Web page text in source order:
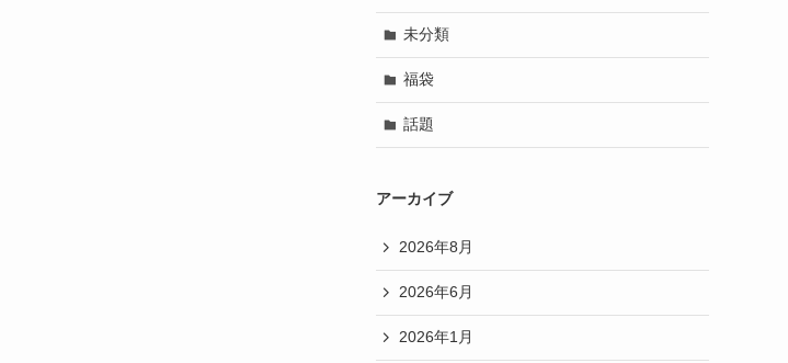
未分類
福袋
話題
アーカイブ
2026年8月
2026年6月
2026年1月